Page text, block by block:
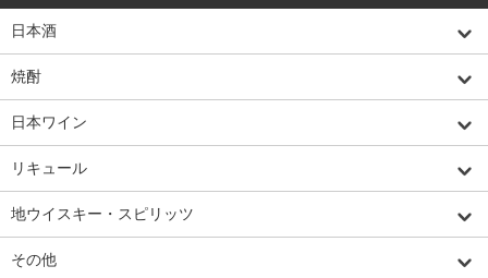
日本酒
焼酎
日本ワイン
リキュール
地ウイスキー・スピリッツ
その他